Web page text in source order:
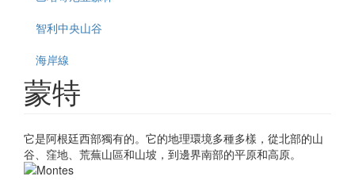
智利中央山谷
海岸線
蒙特
它是阿根廷西部獨有的。它的地理環境多種多樣，從北部的山
谷、窪地、荒蕪山區和山坡，到邊界南部的平原和高原。